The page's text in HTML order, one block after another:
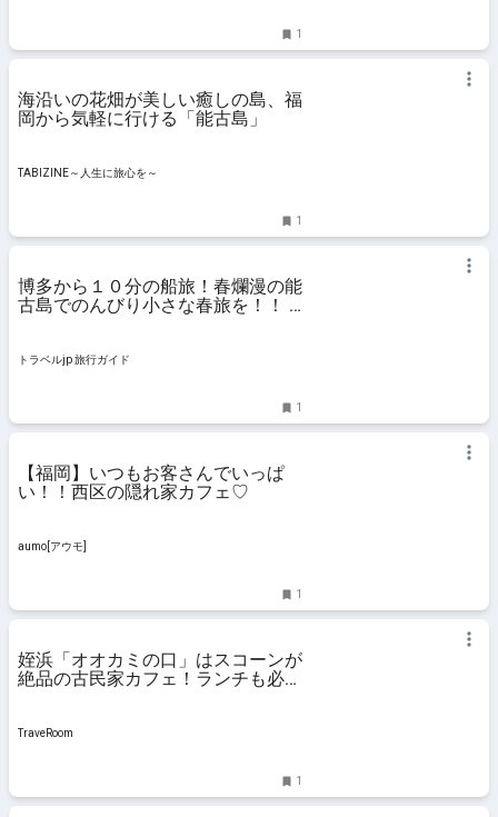
1
海沿いの花畑が美しい癒しの島、福
岡から気軽に行ける「能古島」
TABIZINE～人生に旅心を～
1
博多から１０分の船旅！春爛漫の能
古島でのんびり小さな春旅を！！ |
トラベルjp 旅行ガイド
1
【福岡】いつもお客さんでいっぱ
い！！西区の隠れ家カフェ♡
aumo[アウモ]
1
姪浜「オオカミの口」はスコーンが
絶品の古民家カフェ！ランチも必
TraveRoom
1